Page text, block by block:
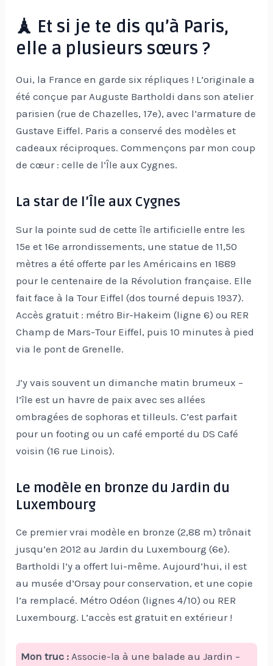
🗼 Et si je te dis qu’à Paris,
elle a plusieurs sœurs ?
Oui, la France en garde six répliques ! L’originale a
été conçue par Auguste Bartholdi dans son atelier
parisien (rue de Chazelles, 17e), avec l’armature de
Gustave Eiffel. Paris a conservé des modèles et
cadeaux réciproques. Commençons par mon coup
de cœur : celle de l’Île aux Cygnes.
La star de l’Île aux Cygnes
Sur la pointe sud de cette île artificielle entre les
15e et 16e arrondissements, une statue de 11,50
mètres a été offerte par les Américains en 1889
pour le centenaire de la Révolution française. Elle
fait face à la Tour Eiffel (dos tourné depuis 1937).
Accès gratuit : métro Bir-Hakeim (ligne 6) ou RER
Champ de Mars-Tour Eiffel, puis 10 minutes à pied
via le pont de Grenelle.
J’y vais souvent un dimanche matin brumeux –
l’île est un havre de paix avec ses allées
ombragées de sophoras et tilleuls. C’est parfait
pour un footing ou un café emporté du DS Café
voisin (16 rue Linois).
Le modèle en bronze du Jardin du
Luxembourg
Ce premier vrai modèle en bronze (2,88 m) trônait
jusqu’en 2012 au Jardin du Luxembourg (6e).
Bartholdi l’y a offert lui-même. Aujourd’hui, il est
au musée d’Orsay pour conservation, et une copie
l’a remplacé. Métro Odéon (lignes 4/10) ou RER
Luxembourg. L’accès est gratuit en extérieur !
Mon truc : Associe-la à une balade au Jardin –